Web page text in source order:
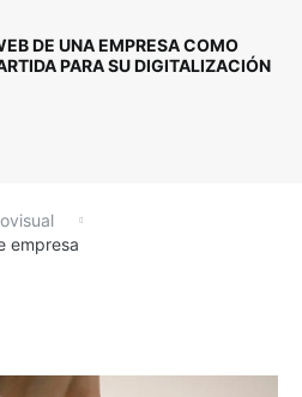
DE UNA EMPRESA COMO
PARA SU DIGITALIZACIÓN
empresa